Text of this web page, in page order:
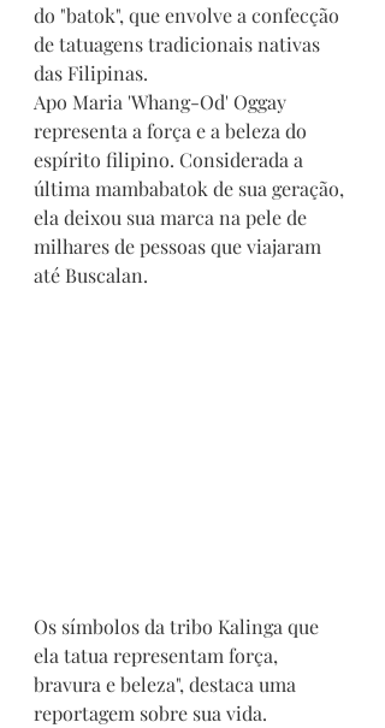
do "batok", que envolve a confecção
de tatuagens tradicionais nativas
das Filipinas.
Apo Maria 'Whang-Od' Oggay
representa a força e a beleza do
espírito filipino. Considerada a
última mambabatok de sua geração,
ela deixou sua marca na pele de
milhares de pessoas que viajaram
até Buscalan.
Os símbolos da tribo Kalinga que
ela tatua representam força,
bravura e beleza", destaca uma
reportagem sobre sua vida.